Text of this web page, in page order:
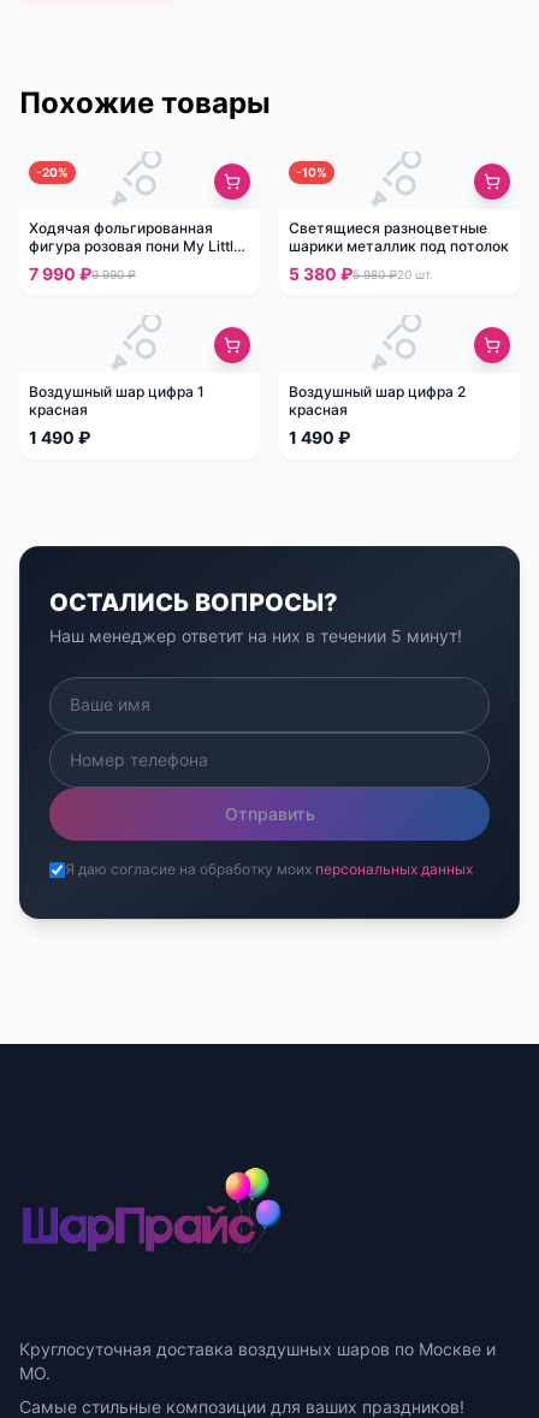
Похожие товары
-20%
Ходячая фольгированная
фигура розовая пони My Little
Pony
7 990 ₽9 990 ₽
-10%
Светящиеся разноцветные
шарики металлик под потолок
5 380 ₽5 980 ₽20 шт.
Воздушный шар цифра 1
красная
1 490 ₽
Воздушный шар цифра 2
красная
1 490 ₽
ОСТАЛИСЬ ВОПРОСЫ?
Наш менеджер ответит на них в течении 5 минут!
Отправить
Я даю согласие на обработку моих персональных данных
Круглосуточная доставка воздушных шаров по Москве и
МО.
Самые стильные композиции для ваших праздников!